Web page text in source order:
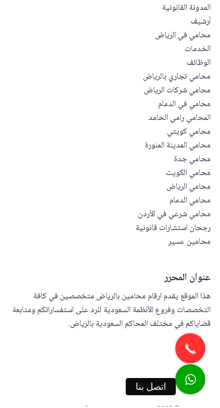
المدونة القانونية
أرشيف
محامي في الرياض
الخدمات
الوظائف
محامي تجاري بالرياض
محامي شركات الرياض
محامي في الدمام
المحامي رامي الحامد
محامي كويتي
محامي المدينة المنورة
محامي جدة
محامي الكويت
محامي الرياض
محامي الدمام
محامي شرعي في الأردن
رجحان استشارات قانونية
محامين عسير
عنوان المحرر
هذا الموقع يقدم ارقام محامين بالرياض متخصصين في كافة
التخصصات وفروع الأنظمة السعودية للرد على استفساراتكم ومتابعة
قضاياكم في مختلف المحاكم السعودية بالرياض.
اتصل بنا